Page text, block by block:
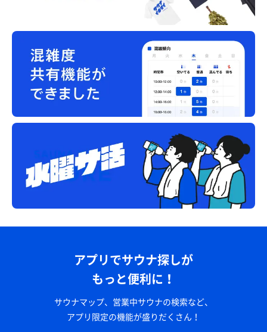
アプリでサウナ探しが
もっと便利に！
サウナマップ、営業中サウナの検索など、
アプリ限定の機能が盛りだくさん！